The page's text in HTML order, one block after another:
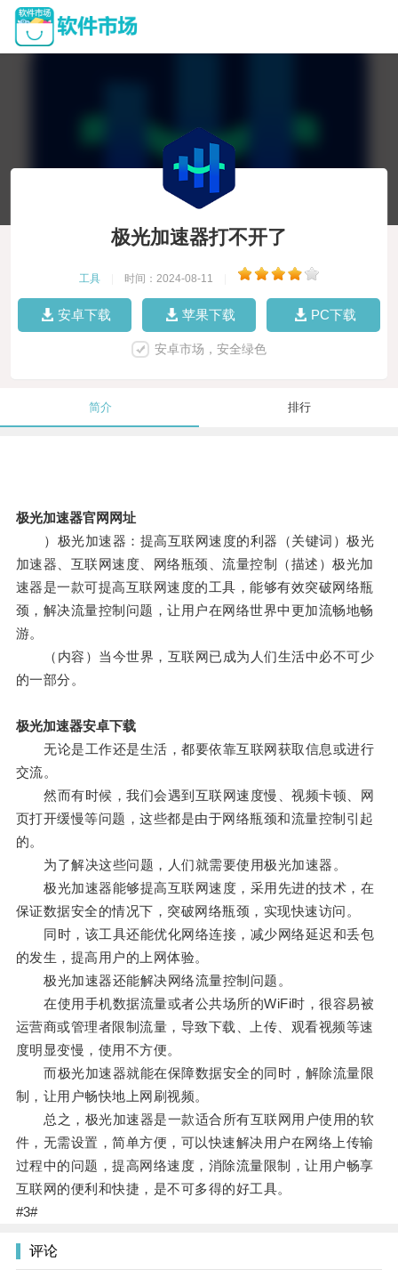
极光加速器打不开了
工具 时间：2024-08-11
安卓下载 苹果下载 PC下载
安卓市场，安全绿色
简介 排行
极光加速器官网网址
）极光加速器：提高互联网速度的利器（关键词）极光
加速器、互联网速度、网络瓶颈、流量控制（描述）极光加
速器是一款可提高互联网速度的工具，能够有效突破网络瓶
颈，解决流量控制问题，让用户在网络世界中更加流畅地畅
游。
（内容）当今世界，互联网已成为人们生活中必不可少
的一部分。
极光加速器安卓下载
无论是工作还是生活，都要依靠互联网获取信息或进行
交流。
然而有时候，我们会遇到互联网速度慢、视频卡顿、网
页打开缓慢等问题，这些都是由于网络瓶颈和流量控制引起
的。
为了解决这些问题，人们就需要使用极光加速器。
极光加速器能够提高互联网速度，采用先进的技术，在
保证数据安全的情况下，突破网络瓶颈，实现快速访问。
同时，该工具还能优化网络连接，减少网络延迟和丢包
的发生，提高用户的上网体验。
极光加速器还能解决网络流量控制问题。
在使用手机数据流量或者公共场所的WiFi时，很容易被
运营商或管理者限制流量，导致下载、上传、观看视频等速
度明显变慢，使用不方便。
而极光加速器就能在保障数据安全的同时，解除流量限
制，让用户畅快地上网刷视频。
总之，极光加速器是一款适合所有互联网用户使用的软
件，无需设置，简单方便，可以快速解决用户在网络上传输
过程中的问题，提高网络速度，消除流量限制，让用户畅享
互联网的便利和快捷，是不可多得的好工具。
#3#
评论